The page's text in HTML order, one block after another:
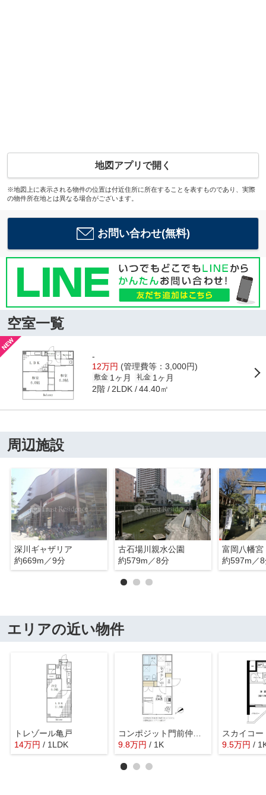
地図アプリで開く
※地図上に表示される物件の位置は付近住所に所在することを表すものであり、実際
の物件所在地とは異なる場合がございます。
お問い合わせ(無料)
空室一覧
-
12万円 (管理費等：3,000円)
敷金 1ヶ月 礼金 1ヶ月
2階 2LDK 44.40㎡
周辺施設
深川ギャザリア
約669m／9分
古石場川親水公園
約579m／8分
富岡八幡宮
約597m／
エリアの近い物件
トレゾール亀戸
14万円 / 1LDK
9.8万円 / 1K 9.5万円 /